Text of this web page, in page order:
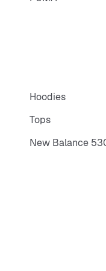
Hoodies
Tops
New Balance